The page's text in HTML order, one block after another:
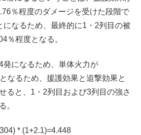
％程度のダメージを受けた段階で
になるため、最終的に1・2列目の被
％程度となる。
発になるため、単体火力が
なるため、援護効果と追撃効果と
ると、1・2列目および3列目の強さ
。
* (1+2.1)=4.448